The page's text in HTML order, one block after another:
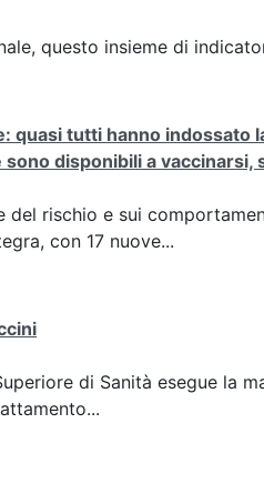
questo insieme di
quasi tutti hanno indossato
disponibili a vaccinarsi,
rischio e sui
con 17 nuove...
di Sanità esegue la